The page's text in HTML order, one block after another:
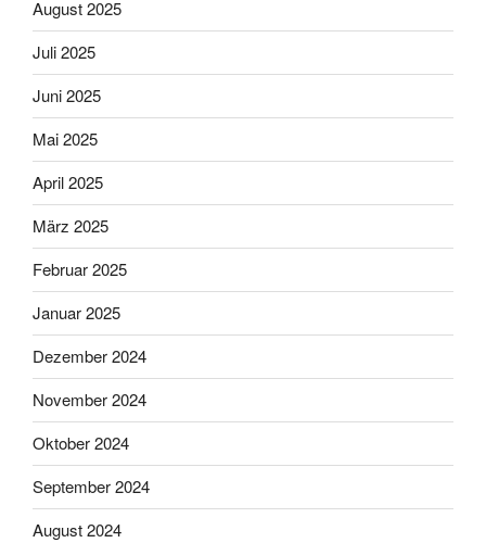
August 2025
Juli 2025
Juni 2025
Mai 2025
April 2025
März 2025
Februar 2025
Januar 2025
Dezember 2024
November 2024
Oktober 2024
September 2024
August 2024